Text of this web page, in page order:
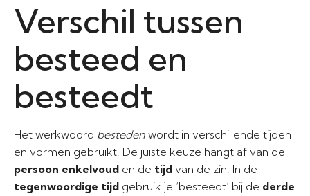
Verschil tussen
besteed en
besteedt
Het werkwoord besteden wordt in verschillende tijden
en vormen gebruikt. De juiste keuze hangt af van de
persoon enkelvoud en de tijd van de zin. In de
tegenwoordige tijd gebruik je ‘besteedt’ bij de derde